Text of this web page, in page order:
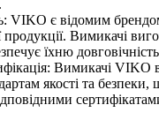
VIKO є відомим
продукції. Вимикачі
їхню довговічність
Вимикачі VIKO
якості та безпеки,